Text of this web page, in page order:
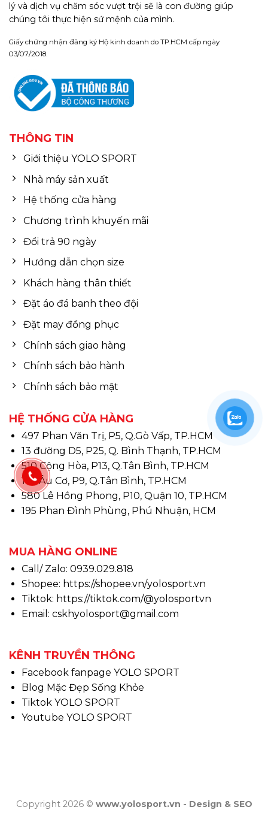
lý và dịch vụ chăm sóc vượt trội sẽ là con đường giúp
chúng tôi thực hiện sứ mệnh của mình.
Giấy chứng nhận đăng ký Hộ kinh doanh do TP.HCM cấp ngày
03/07/2018.
THÔNG TIN
Giới thiệu YOLO SPORT
Nhà máy sản xuất
Hệ thống cửa hàng
Chương trình khuyến mãi
Đổi trả 90 ngày
Hướng dẫn chọn size
Khách hàng thân thiết
Đặt áo đá banh theo đội
Đặt may đồng phục
Chính sách giao hàng
Chính sách bảo hành
Chính sách bảo mật
HỆ THỐNG CỬA HÀNG
497 Phan Văn Trị, P5, Q.Gò Vấp, TP.HCM
13 đường D5, P25, Q. Bình Thạnh, TP.HCM
510 Cộng Hòa, P13, Q.Tân Bình, TP.HCM
146 Âu Cơ, P9, Q.Tân Bình, TP.HCM
580 Lê Hồng Phong, P10, Quận 10, TP.HCM
195 Phan Đình Phùng, Phú Nhuận, HCM
MUA HÀNG ONLINE
Call/ Zalo: 0939.029.818
Shopee: https://shopee.vn/yolosport.vn
Tiktok: https://tiktok.com/@yolosportvn
Email: cskhyolosport@gmail.com
KÊNH TRUYỀN THÔNG
Facebook fanpage YOLO SPORT
Blog Mặc Đẹp Sống Khỏe
Tiktok YOLO SPORT
Youtube YOLO SPORT
Copyright 2026 © www.yolosport.vn - Design & SEO